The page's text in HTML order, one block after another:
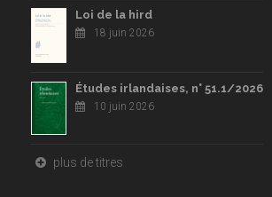
Loi de la hird
18 juin 2026
Études irlandaises, n° 51.1/2026
10 juin 2026
plus de titres